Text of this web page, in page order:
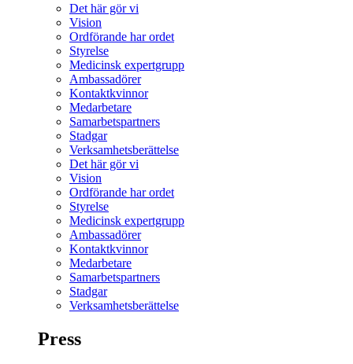
Det här gör vi
Vision
Ordförande har ordet
Styrelse
Medicinsk expertgrupp
Ambassadörer
Kontaktkvinnor
Medarbetare
Samarbetspartners
Stadgar
Verksamhetsberättelse
Det här gör vi
Vision
Ordförande har ordet
Styrelse
Medicinsk expertgrupp
Ambassadörer
Kontaktkvinnor
Medarbetare
Samarbetspartners
Stadgar
Verksamhetsberättelse
Press